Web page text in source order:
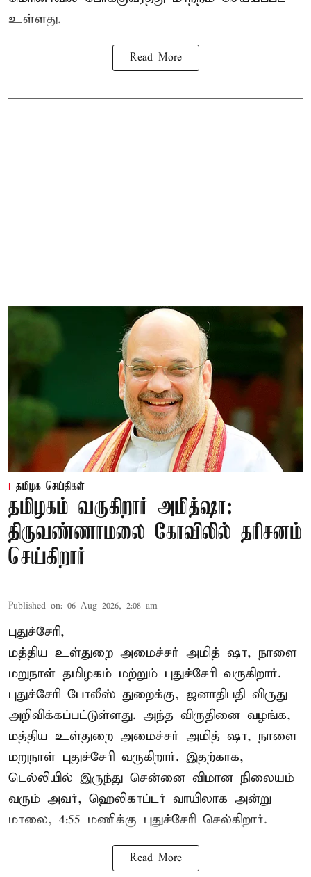
உள்ளது.
Read More
தமிழக செய்திகள்
தமிழகம் வருகிறார் அமித்ஷா:
திருவண்ணாமலை கோவிலில் தரிசனம்
செய்கிறார்
Published on: 06 Aug 2026, 2:08 am
புதுச்சேரி,
மத்திய உள்துறை அமைச்சர் அமித் ஷா, நாளை
மறுநாள் தமிழகம் மற்றும் புதுச்சேரி வருகிறார்.
புதுச்சேரி போலீஸ் துறைக்கு, ஜனாதிபதி விருது
அறிவிக்கப்பட்டுள்ளது. அந்த விருதினை வழங்க,
மத்திய உள்துறை அமைச்சர் அமித் ஷா, நாளை
மறுநாள் புதுச்சேரி வருகிறார். இதற்காக,
டெல்லியில் இருந்து சென்னை விமான நிலையம்
வரும் அவர், ஹெலிகாப்டர் வாயிலாக அன்று
மாலை, 4:55 மணிக்கு புதுச்சேரி செல்கிறார்.
Read More